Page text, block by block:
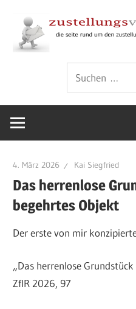
Inhalt
springen
gemäß
6
ZVG
4. März 2026 Kai Siegfried
Das herrenlose
begehrtes Objekt
Der erste von mir
„Das herrenlose
ZfIR 2026, 97